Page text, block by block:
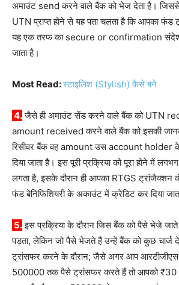
अमाउंट send करने वाले बैंक को भेज देता है।
UTN प्राप्त होने से यह पता चलता है कि आपका फंड
यह एक तरफ का secure or confirmation संदेश
जाता है।
Most Read:स्टाइलिश (Stylish) कैसे बने
4.जैसे ही अमाउंट सेंड करने वाले बैंक को UTN
amount received करने वाले बैंक को इसकी
रिसीवर बैंक वह amount उस account
दिया जाता है। इस पूरी प्रक्रिया को पूरा होने में
लगता है, इसके दौरान ही आपका RTGS ट्रांजैक्शन
फंड बेनिफिशियरी के अकाउंट में क्रेडिट कर दिया
5.इस प्रक्रिया के दौरान जिस बैंक को पैसे भेजे जाते
पड़ता, लेकिन जो पैसे भेजते हैं उन्हें बैंक को कुछ चार्ज
ट्रांसफर करने के दौरान; जैसे अगर आप आरटीजीएस
500000 तक पैसे ट्रांसफर करते हैं तो आपको ₹30